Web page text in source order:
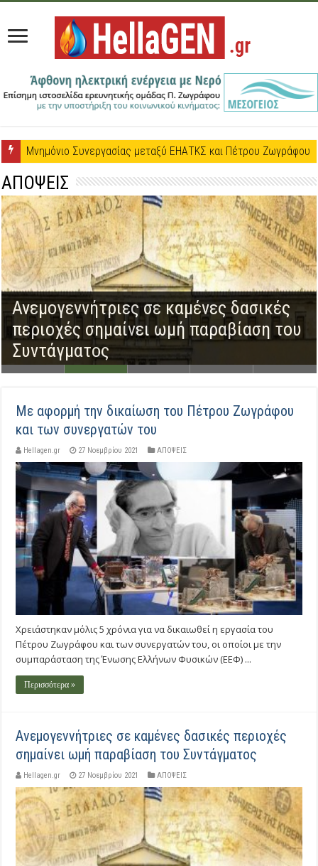
Μνημόνιο Συνεργασίας μεταξύ ΕΗΑΤΚΣ και Πέτρου Ζωγράφου
ΑΠΟΨΕΙΣ
παραβίαση του
O Βασίλειος
ένωσης Ελλήνων
Με αφορμή την δικαίωση του Πέτρου Ζωγράφου
και των συνεργατών του
Hellagen.gr 27 Νοεμβρίου 2021 ΑΠΟΨΕΙΣ
Χρειάστηκαν μόλις 5 χρόνια για να δικαιωθεί η εργασία του
Πέτρου Ζωγράφου και των συνεργατών του, οι οποίοι με την
συμπαράσταση της Ένωσης Ελλήνων Φυσικών (ΕΕΦ) ...
Περισσότερα »
Ανεμογεννήτριες σε καμένες δασικές περιοχές
σημαίνει ωμή παραβίαση του Συντάγματος
Hellagen.gr 27 Νοεμβρίου 2021 ΑΠΟΨΕΙΣ